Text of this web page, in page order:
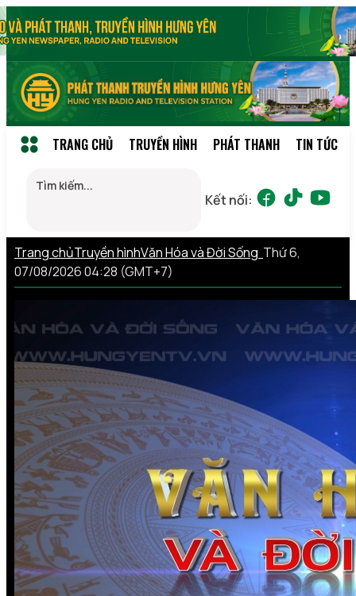
TRANG CHỦ TRUYỀN HÌNH PHÁT THANH TIN TỨC
Kết nối:
Trang chủTruyền hìnhVăn Hóa và Đời Sống Thứ 6,
07/08/2026 04:28 (GMT+7)